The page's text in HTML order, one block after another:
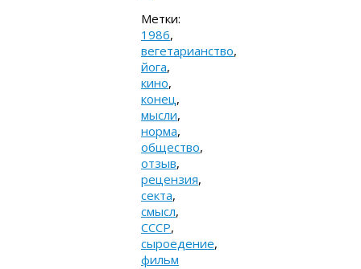
Метки:
1986,
вегетарианство,
йога,
кино,
конец,
мысли,
норма,
общество,
отзыв,
рецензия,
секта,
смысл,
СССР,
сыроедение,
фильм